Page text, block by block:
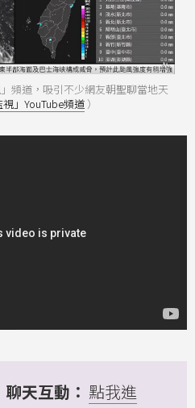
頻道，吸引不少網友朝聖聊當地天
視」YouTube頻道 ）
天互動： 點我進